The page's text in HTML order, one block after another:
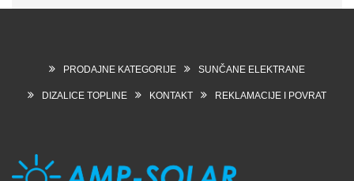
PRODAJNE KATEGORIJE SUNČANE ELEKTRANE
DIZALICE TOPLINE KONTAKT REKLAMACIJE I POVRAT